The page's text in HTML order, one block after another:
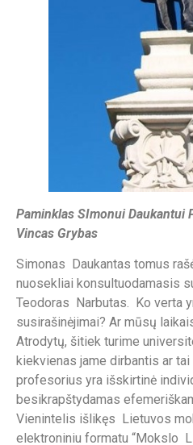
Paminklas SImonui Daukantui
Vincas Grybas
Simonas Daukantas tomus
nuosekliai konsultuodamasis
Teodoras Narbutas. Ko verta
susirašinėjimai? Ar mūsų
Atrodytų, šitiek turime
kiekvienas jame dirbantis ar
profesorius yra išskirtinė
besikrapštydamas
Vienintelis išlikęs Lietuvos
elektroniniu formatu “Mokslo